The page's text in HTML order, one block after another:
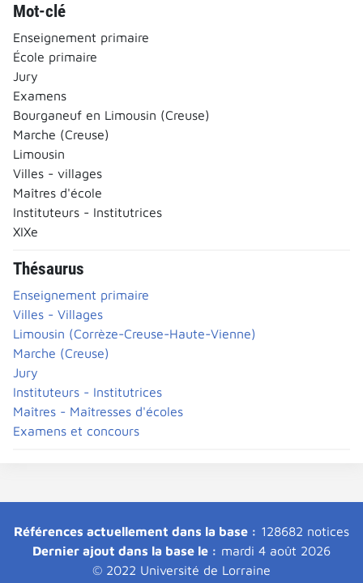
Mot-clé
Enseignement primaire
École primaire
Jury
Examens
Bourganeuf en Limousin (Creuse)
Marche (Creuse)
Limousin
Villes - villages
Maîtres d'école
Instituteurs - Institutrices
XIXe
Thésaurus
Enseignement primaire
Villes - Villages
Limousin (Corrèze-Creuse-Haute-Vienne)
Marche (Creuse)
Jury
Instituteurs - Institutrices
Maîtres - Maîtresses d'écoles
Examens et concours
Références actuellement dans la base : 128682 notices
Dernier ajout dans la base le : mardi 4 août 2026
© 2022 Université de Lorraine